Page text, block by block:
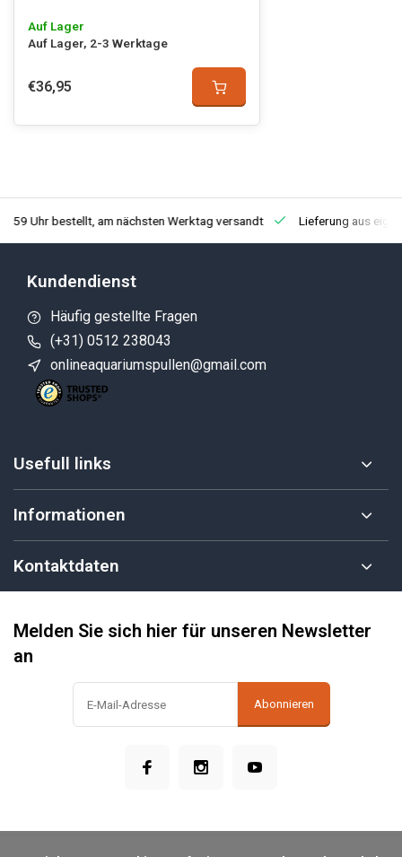
Auf Lager
Auf Lager, 2-3 Werktage
€36,95
Uhr bestellt, am nächsten Werktag versandt Lieferung aus
Kundendienst
Häufig gestellte Fragen
(+31) 0512 238043
onlineaquariumspullen@gmail.com
Usefull links
Informationen
Kontaktdaten
Melden Sie sich hier für unseren Newsletter
an
Abonnieren